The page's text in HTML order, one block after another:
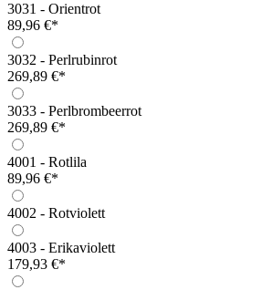
3031 - Orientrot
89,96 €*
3032 - Perlrubinrot
269,89 €*
3033 - Perlbrombeerrot
269,89 €*
4001 - Rotlila
89,96 €*
4002 - Rotviolett
4003 - Erikaviolett
179,93 €*